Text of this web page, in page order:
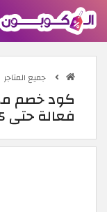
جميع المتاجر
فعالة حتى 75% Mothercare